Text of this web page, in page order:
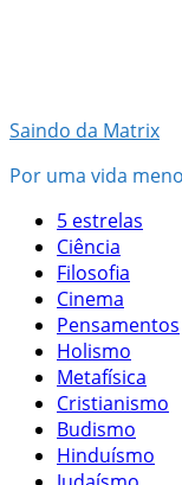
Saindo da Matrix
Por uma vida
5 estrelas
Ciência
Filosofia
Cinema
Pensamentos
Holismo
Metafísica
Cristianismo
Budismo
Hinduísmo